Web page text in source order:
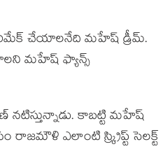
రిమేక్ చేయాలనేది మహేష్ డ్రీమ్.
మహేష్ ఫ్యాన్స్
కాబట్టి మహేష్
రాజమౌళి ఎలాంటి స్క్రిప్ట్ సెలక్ట్